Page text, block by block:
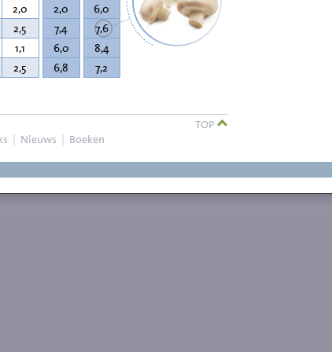
2,0 2,0 6,0
2,5 7,4 7,6
1,1 6,0 8,4
2,5 6,8 7,2
TOP
| Nieuws | Boeken